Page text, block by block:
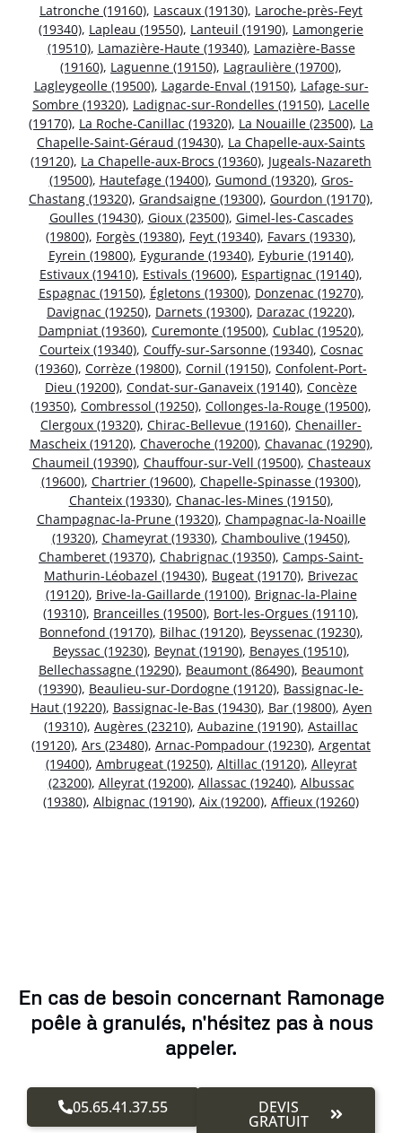
Latronche (19160), Lascaux (19130), Laroche-près-Feyt
(19340), Lapleau (19550), Lanteuil (19190), Lamongerie
(19510), Lamazière-Haute (19340), Lamazière-Basse
(19160), Laguenne (19150), Lagraulière (19700),
Lagleygeolle (19500), Lagarde-Enval (19150), Lafage-sur-
Sombre (19320), Ladignac-sur-Rondelles (19150), Lacelle
(19170), La Roche-Canillac (19320), La Nouaille (23500), La
Chapelle-Saint-Géraud (19430), La Chapelle-aux-Saints
(19120), La Chapelle-aux-Brocs (19360), Jugeals-Nazareth
(19500), Hautefage (19400), Gumond (19320), Gros-
Chastang (19320), Grandsaigne (19300), Gourdon (19170),
Goulles (19430), Gioux (23500), Gimel-les-Cascades
(19800), Forgès (19380), Feyt (19340), Favars (19330),
Eyrein (19800), Eygurande (19340), Eyburie (19140),
Estivaux (19410), Estivals (19600), Espartignac (19140),
Espagnac (19150), Égletons (19300), Donzenac (19270),
Davignac (19250), Darnets (19300), Darazac (19220),
Dampniat (19360), Curemonte (19500), Cublac (19520),
Courteix (19340), Couffy-sur-Sarsonne (19340), Cosnac
(19360), Corrèze (19800), Cornil (19150), Confolent-Port-
Dieu (19200), Condat-sur-Ganaveix (19140), Concèze
(19350), Combressol (19250), Collonges-la-Rouge (19500),
Clergoux (19320), Chirac-Bellevue (19160), Chenailler-
Mascheix (19120), Chaveroche (19200), Chavanac (19290),
Chaumeil (19390), Chauffour-sur-Vell (19500), Chasteaux
(19600), Chartrier (19600), Chapelle-Spinasse (19300),
Chanteix (19330), Chanac-les-Mines (19150),
Champagnac-la-Prune (19320), Champagnac-la-Noaille
(19320), Chameyrat (19330), Chamboulive (19450),
Chamberet (19370), Chabrignac (19350), Camps-Saint-
Mathurin-Léobazel (19430), Bugeat (19170), Brivezac
(19120), Brive-la-Gaillarde (19100), Brignac-la-Plaine
(19310), Branceilles (19500), Bort-les-Orgues (19110),
Bonnefond (19170), Bilhac (19120), Beyssenac (19230),
Beyssac (19230), Beynat (19190), Benayes (19510),
Bellechassagne (19290), Beaumont (86490), Beaumont
(19390), Beaulieu-sur-Dordogne (19120), Bassignac-le-
Haut (19220), Bassignac-le-Bas (19430), Bar (19800), Ayen
(19310), Augères (23210), Aubazine (19190), Astaillac
(19120), Ars (23480), Arnac-Pompadour (19230), Argentat
(19400), Ambrugeat (19250), Altillac (19120), Alleyrat
(23200), Alleyrat (19200), Allassac (19240), Albussac
(19380), Albignac (19190), Aix (19200), Affieux (19260)
En cas de besoin concernant Ramonage
poêle à granulés, n'hésitez pas à nous
appeler.
05.65.41.37.55 DEVIS
GRATUIT